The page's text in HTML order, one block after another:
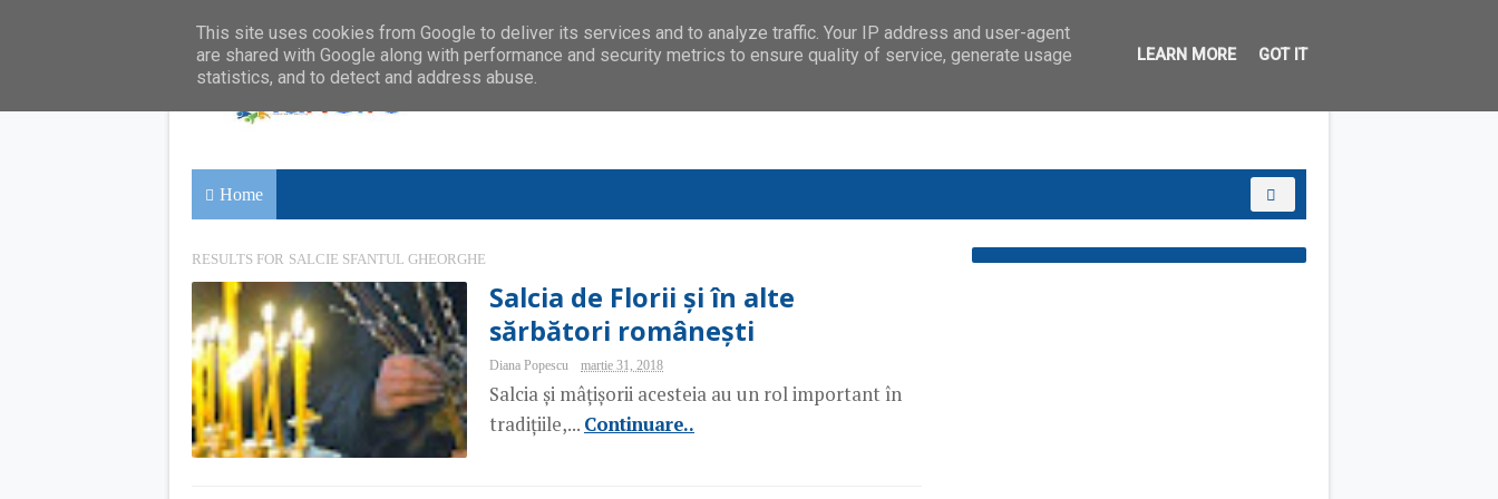
Home
RESULTS FOR SALCIE SFANTUL GHEORGHE
Salcia de Florii și în alte
sărbători românești
Diana Popescu martie 31, 2018
Salcia și mâțișorii acesteia au un rol important în
tradițiile,... Continuare..
This site uses cookies from Google to deliver its services and to analyze traffic. Your IP address and user-agent
are shared with Google along with performance and security metrics to ensure quality of service, generate usage
statistics, and to detect and address abuse.
LEARN MORE GOT IT